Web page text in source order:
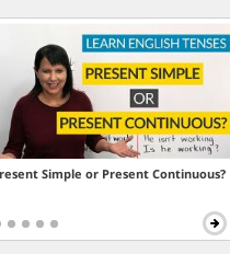
Simple or Present Continuous?